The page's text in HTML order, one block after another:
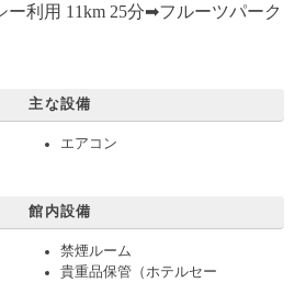
利用 11km 25分➡︎フルーツパーク
主な設備
エアコン
館内設備
禁煙ルーム
貴重品保管（ホテルセー